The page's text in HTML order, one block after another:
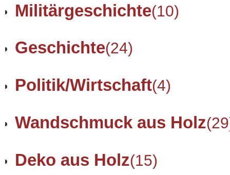
Militärgeschichte(10)
Geschichte(24)
Politik/Wirtschaft(4)
Wandschmuck aus Holz
Deko aus Holz(15)